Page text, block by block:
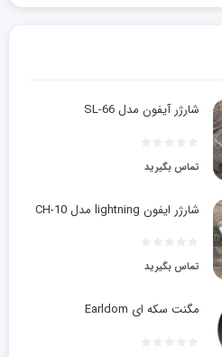
شارژر آیفون مدل SL-66
تماس بگیرید
شارژر ایفون lightning مدل CH-10
تماس بگیرید
مگنت سکه ای Earldom